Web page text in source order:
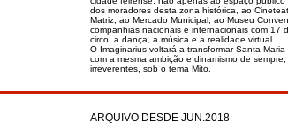
dos moradores desta zona histórica, ao
Matriz, ao Mercado Municipal, ao Museu
companhias nacionais e internacionais com 17
circo, a dança, a música e a realidade virtual.
O Imaginarius voltará a transformar Santa
com a mesma ambição e dinamismo de
irreverentes, sob o tema Mito.
ARQUIVO DESDE JUN.2018